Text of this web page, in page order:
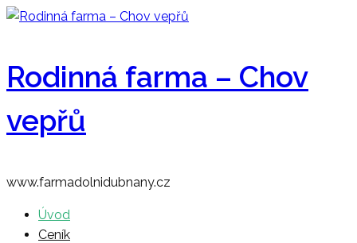
Rodinná farma – Chov
vepřů
www.farmadolnidubnany.cz
Úvod
Ceník